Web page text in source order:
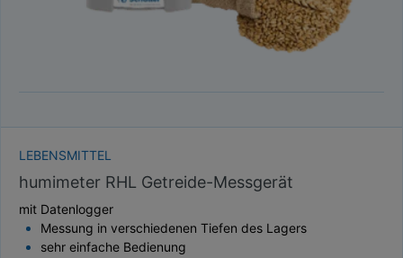
LEBENSMITTEL
humimeter RHL Getreide-Messgerät
mit Datenlogger
Messung in verschiedenen Tiefen des Lagers
sehr einfache Bedienung